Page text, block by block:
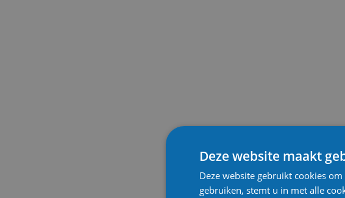
Deze website maakt
Deze website gebruikt cookies
gebruiken, stemt u in met alle